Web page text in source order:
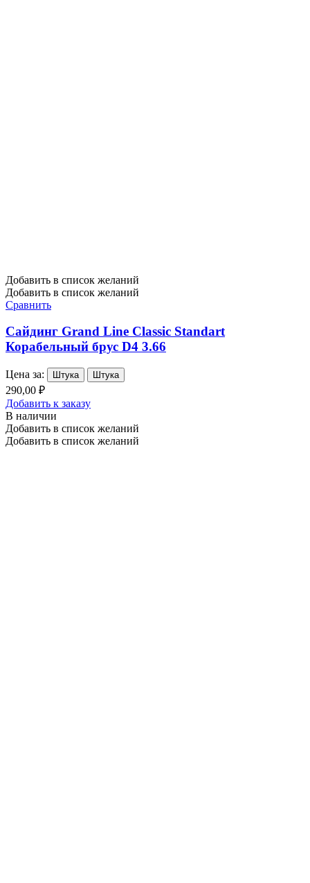
Добавить в список желаний
Добавить в список желаний
Сравнить
Сайдинг Grand Line Classic Standart
Корабельный брус D4 3.66
Цена за: Штука Штука
290,00 ₽
Добавить к заказу
В наличии
Добавить в список желаний
Добавить в список желаний